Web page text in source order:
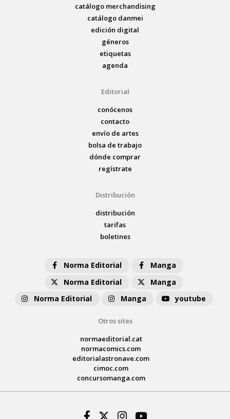
catálogo merchandising
catálogo danmei
edición digital
géneros
etiquetas
agenda
Editorial
conócenos
contacto
envío de artes
bolsa de trabajo
dónde comprar
regístrate
Distribución
distribución
tarifas
boletines
Norma Editorial
Manga
Norma Editorial
Manga
Norma Editorial
Manga youtube
Otros sites
normaeditorial.cat
normacomics.com
editorialastronave.com
cimoc.com
concursomanga.com
Facebook
Twitter
Instagram
Youtube